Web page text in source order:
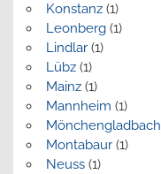
Konstanz(1)
Leonberg(1)
Lindlar(1)
Lübz(1)
Mainz(1)
Mannheim (1)
Mönchengladbach
Montabaur(1)
Neuss(1)